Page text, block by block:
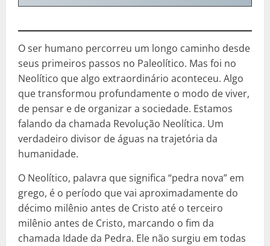
O ser humano percorreu um longo caminho desde
seus primeiros passos no Paleolítico. Mas foi no
Neolítico que algo extraordinário aconteceu. Algo
que transformou profundamente o modo de viver,
de pensar e de organizar a sociedade. Estamos
falando da chamada Revolução Neolítica. Um
verdadeiro divisor de águas na trajetória da
humanidade.
O Neolítico, palavra que significa “pedra nova” em
grego, é o período que vai aproximadamente do
décimo milênio antes de Cristo até o terceiro
milênio antes de Cristo, marcando o fim da
chamada Idade da Pedra. Ele não surgiu em todas